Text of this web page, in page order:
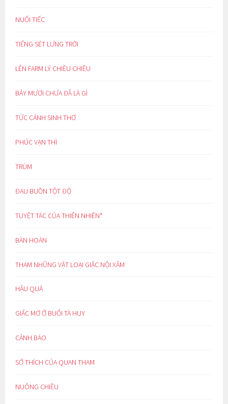
NUỐI TIẾC
TIẾNG SÉT LƯNG TRỜI
LÊN FARM LÝ CHIỀU CHIỀU
BẢY MƯƠI CHƯA ĐÃ LÀ GÌ
TỨC CẢNH SINH THƠ
PHÚC VẠN THÌ
TRÙM
ĐAU BUỒN TỘT ĐỘ
TUYỆT TÁC CỦA THIÊN NHIÊN*
BÀN HOÀN
THAM NHŨNG VẶT LOẠI GIẶC NỘI XÂM
HẬU QUẢ
GIẤC MƠ Ở BUỔI TÀ HUY
CẢNH BÁO
SỞ THÍCH CỦA QUAN THAM
NUÔNG CHIỀU